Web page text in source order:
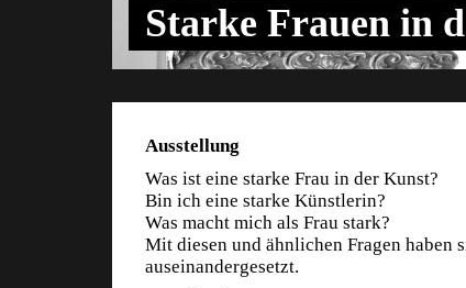
Starke Frauen in
Ausstellung
Was ist eine starke Frau in der Kunst?
Bin ich eine starke Künstlerin?
Was macht mich als Frau stark?
Mit diesen und ähnlichen Fragen
auseinandergesetzt.